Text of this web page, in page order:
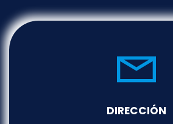
DIRECCIÓN